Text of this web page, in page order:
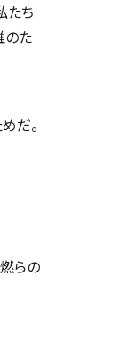
たち
のた
だ。
らの